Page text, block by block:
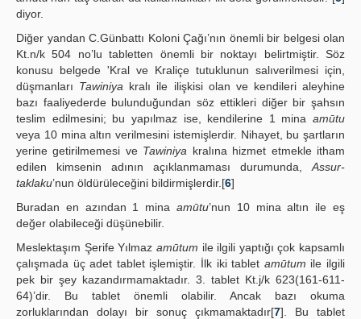
diyor.
Diğer yandan C.Günbattı Koloni Çağı’nın önemli bir belgesi olan
Kt.n/k 504 no’lu tabletten önemli bir noktayı belirtmiştir. Söz
konusu belgede 'Kral ve Kraliçe tutuklunun salıverilmesi için,
düşmanları Tawiniya kralı ile ilişkisi olan ve kendileri aleyhine
bazı faaliyederde bulunduğundan söz ettikleri diğer bir şahsın
teslim edilmesini; bu yapılmaz ise, kendilerine 1 mina amūtu
veya 10 mina altın verilmesini istemişlerdir. Nihayet, bu şartların
yerine getirilmemesi ve Tawiniya kralına hizmet etmekle itham
edilen kimsenin adının açıklanmaması durumunda, Assur-
taklaku’nun öldürüleceğini bildirmişlerdir.[6]
Buradan en azından 1 mina amūtu’nun 10 mina altın ile eş
değer olabileceği düşünebilir.
Meslektaşım Şerife Yılmaz amūtum ile ilgili yaptığı çok kapsamlı
çalışmada üç adet tablet işlemiştir. İlk iki tablet amūtum ile ilgili
pek bir şey kazandırmamaktadır. 3. tablet Kt.j/k 623(161-611-
64)’dir. Bu tablet önemli olabilir. Ancak bazı okuma
zorluklarından dolayı bir sonuç çıkmamaktadır[7]. Bu tablet